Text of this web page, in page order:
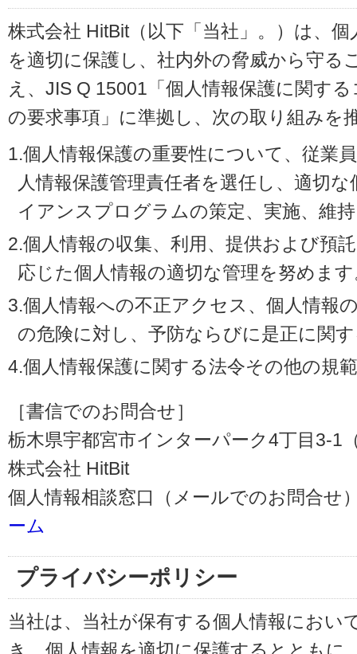
株式会社 HitBit（以下「当社」。）は、
を適切に保護し、社内外の脅威から守る
え、JIS Q 15001「個人情報保護に関す
の要求事項」に準拠し、次の取り組みを
1.個人情報保護の重要性について、従業
人情報保護管理責任者を選任し、適切
イアンスプログラムの策定、実施、維
2.個人情報の収集、利用、提供および預
応じた個人情報の適切な管理を努めま
3.個人情報への不正アクセス、個人情報
の危険に対し、予防ならびに是正に関
4.個人情報保護に関する法令その他の規
［書信でのお問合せ］
栃木県宇都宮市インターパーク4丁目3-1
株式会社 HitBit
個人情報相談窓口（メールでのお問合せ
ーム
プライバシーポリシー
当社は、当社が保有する個人情報におい